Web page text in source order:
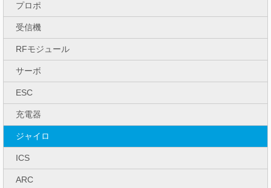
プロポ
受信機
RFモジュール
サーボ
ESC
充電器
ジャイロ
ICS
ARC